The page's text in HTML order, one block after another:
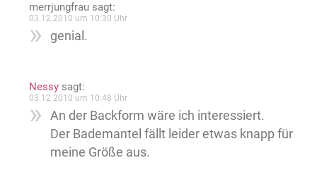
merrjungfrau sagt:
03.12.2010 um 10:30 Uhr
genial.
Nessy sagt:
03.12.2010 um 10:48 Uhr
An der Backform wäre ich interessiert.
Der Bademantel fällt leider etwas knapp für
meine Größe aus.